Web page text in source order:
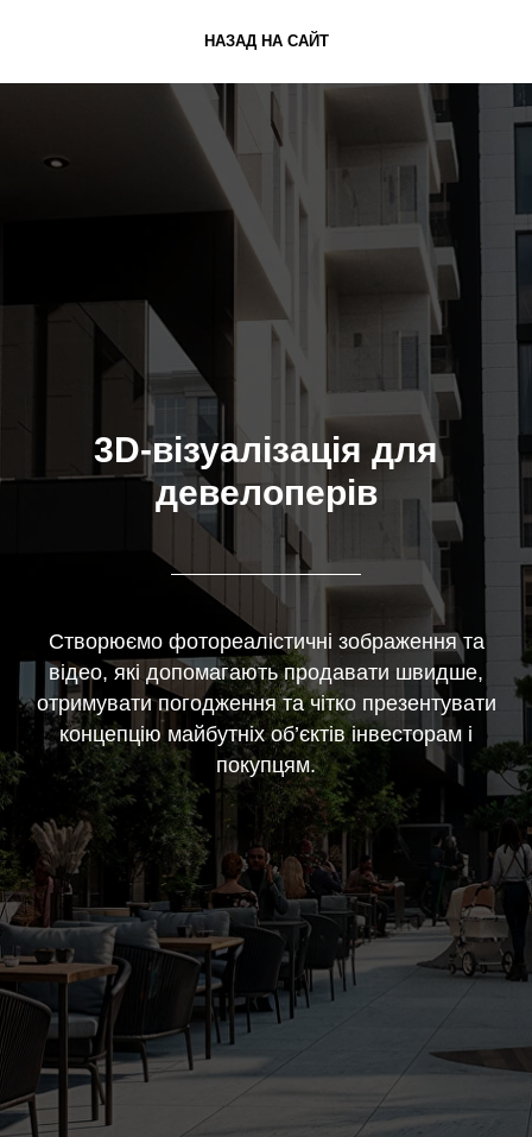
НАЗАД НА САЙТ
3D-візуалізація для
девелоперів
Створюємо фотореалістичні зображення та
відео, які допомагають продавати швидше,
отримувати погодження та чітко презентувати
концепцію майбутніх об’єктів інвесторам і
покупцям.